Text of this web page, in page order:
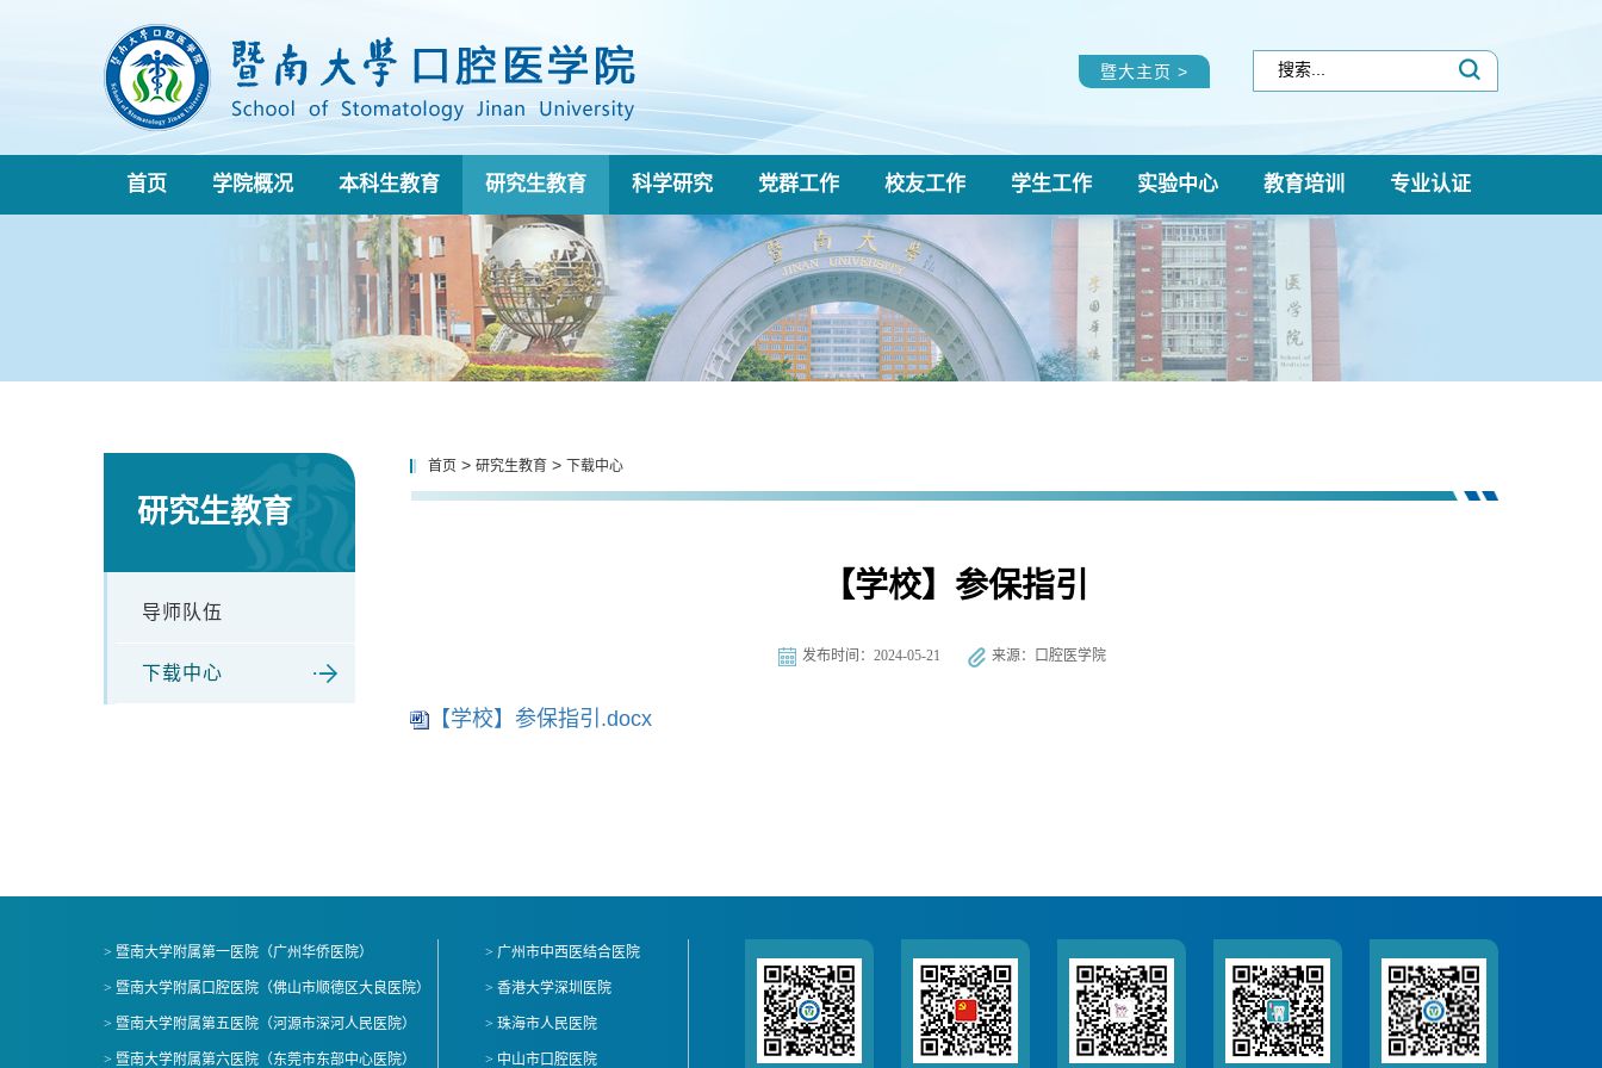
暨大主页 >
首页 学院概况 本科生教育 研究生教育 科学研究 党群工作 校友工作 学生工作 实验中心 教育培训 专业认证
研究生教育
导师队伍
下载中心
首页 >研究生教育 >下载中心
【学校】参保指引
发布时间：2024-05-21 来源：口腔医学院
【学校】参保指引.docx
> 暨南大学附属第一医院（广州华侨医院）
> 暨南大学附属口腔医院（佛山市顺德区大良医院）
> 暨南大学附属第五医院（河源市深河人民医院）
> 暨南大学附属第六医院（东莞市东部中心医院）
> 广州市中西医结合医院
> 香港大学深圳医院
> 珠海市人民医院
> 中山市口腔医院